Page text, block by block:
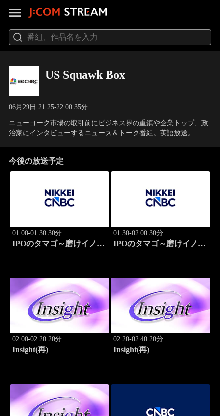
US Squawk Box
06月29日 21:25-22:00 35分
ニューヨーク市場の取引前にビジネス界の重鎮や企業トップ、政
治家にインタビューするニュース＆トーク番組。英語放送。
今後の放送予定
01:00-01:30 30分
IPOのタマゴ～磨けイノベ
01:30-02:00 30分
IPOのタマゴ～磨けイノベ
02:00-02:20 20分
Insight(再)
02:20-02:40 20分
Insight(再)